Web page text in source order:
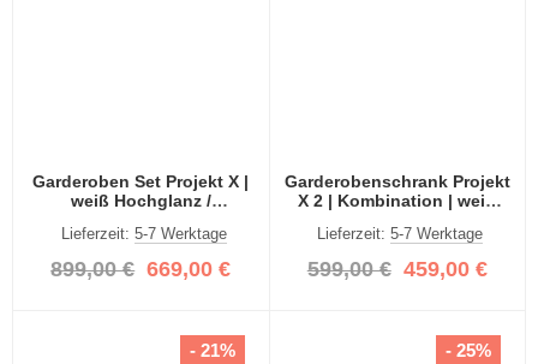
Garderoben Set Projekt X |
weiß Hochglanz /
Lieferzeit: 5-7 Werktage
899,00 € 669,00 €
Garderobenschrank Projekt
X 2 | Kombination | weiß
2-teilig
Lieferzeit:5-7 Werktage
599,00 € 459,00 €
- 21% - 25%